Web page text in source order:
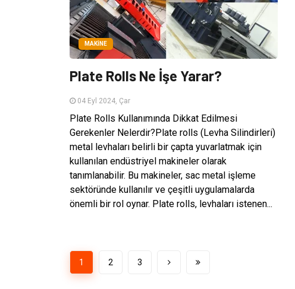
MAKINE
Plate Rolls Ne İşe Yarar?
04 Eyl 2024, Çar
Plate Rolls Kullanımında Dikkat Edilmesi
Gerekenler Nelerdir?Plate rolls (Levha Silindirleri)
metal levhaları belirli bir çapta yuvarlatmak için
kullanılan endüstriyel makineler olarak
tanımlanabilir. Bu makineler, sac metal işleme
sektöründe kullanılır ve çeşitli uygulamalarda
önemli bir rol oynar. Plate rolls, levhaları istenen...
1 2 3